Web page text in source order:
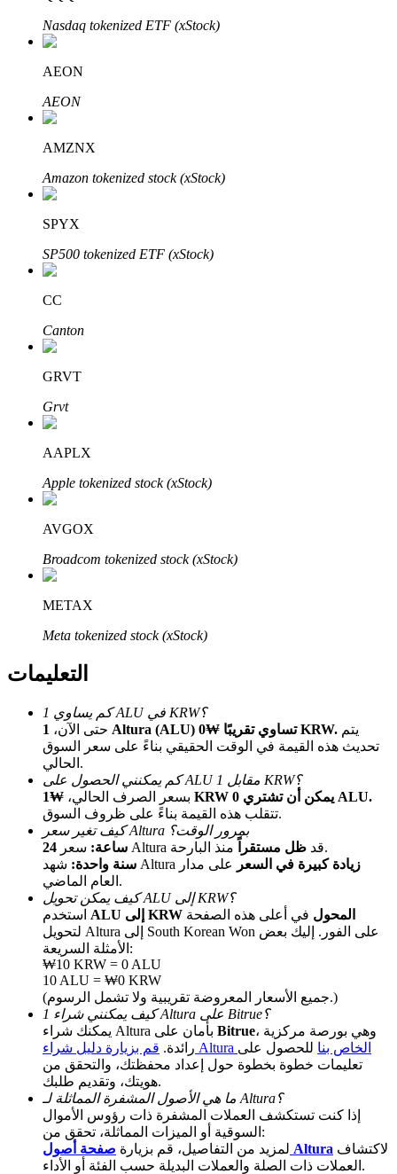
الاستثمار التلقائي
تعلم الستاكينغ
تعرف على كيفية كسب الدخل السلبي
Bitrue
شركاء بيترو
شركاء Bitrue
الإحالة
قم بدعوة صديق لتحصل على مكافآت نقدية
Deposit CASHCAT & Win
Nasdaq tokenized ETF (xStock)
AEON
AEON
AMZNX
Amazon tokenized stock (xStock)
SPYX
SP500 tokenized ETF (xStock)
CC
Canton
GRVT
Grvt
AAPLX
Apple tokenized stock (xStock)
AVGOX
Broadcom tokenized stock (xStock)
METAX
Meta tokenized stock (xStock)
التعليمات
كم يساوي 1 ALU في KRW؟
حتى الآن،
1 Altura (ALU) تساوي تقريبًا ₩0 KRW.
تحديث هذه القيمة في الوقت الحقيقي بناءً على سعر السوق
الحالي.
كم يمكنني الحصول على ALU مقابل 1 KRW؟
بسعر الصرف الحالي،
₩1 KRW يمكن أن تشتري 0 ALU.
تتقلب هذه القيمة بناءً على ظروف السوق.
كيف تغير سعر Altura بمرور الوقت؟
24 ساعة:
سعر Altura قد ظل مستقراً
منذ البارحة.
سنة واحدة: شهد Altura زيادة كبيرة في السعر
على مدار
العام الماضي.
كيف يمكن تحويل ALU إلى KRW؟
ALU إلى KRW المحول في أعلى هذه الصفحة
لتحويل Altura إلى South Korean Won على الفور. إليك بعض
الأمثلة السريعة:
₩10 KRW = 0 ALU
10 ALU = ₩0 KRW
(جميع الأسعار المعروضة تقريبية ولا تشمل الرسوم.)
كيف يمكنني شراء 1 Altura على Bitrue؟
Bitrue، وهي بورصة مركزية
رائدة.
قم بزيارة دليل شراء Altura الخاص بنا للحصول على
تعليمات خطوة بخطوة حول إعداد محفظتك، والتحقق من
هويتك، وتقديم طلبك.
ما هي الأصول المشفرة المماثلة لـ Altura؟
إذا كنت تستكشف العملات المشفرة ذات رؤوس الأموال
السوقية أو الميزات المماثلة، تحقق من:
لمزيد من التفاصيل، قم بزيارة صفحة أصول Altura
العملات ذات الصلة والعملات البديلة حسب الفئة أو الأداء.